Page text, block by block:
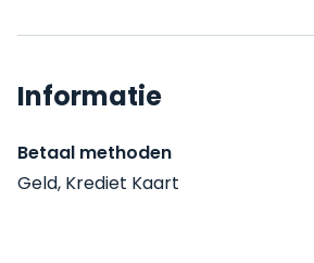
Informatie
Betaal methoden
Geld, Krediet Kaart